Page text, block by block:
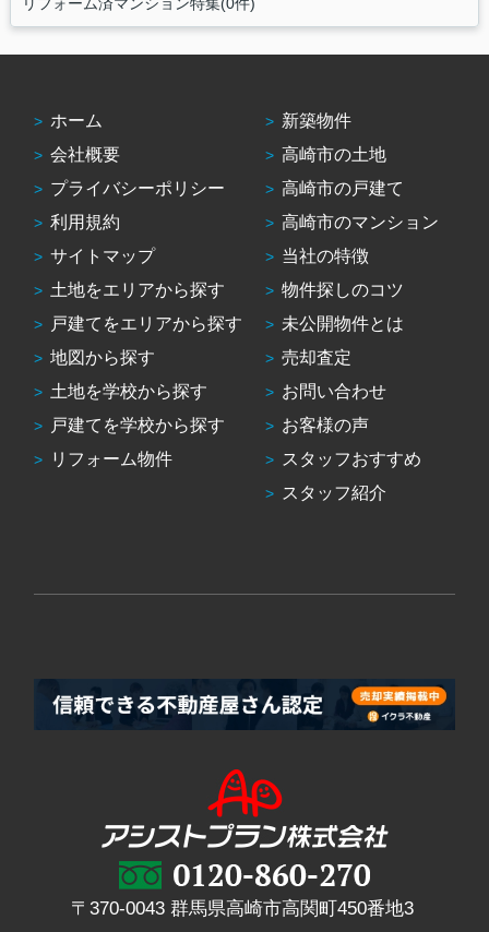
ホーム
会社概要
プライバシーポリシー
利用規約
サイトマップ
土地をエリアから探す
戸建てをエリアから探す
地図から探す
土地を学校から探す
戸建てを学校から探す
リフォーム物件
新築物件
高崎市の土地
高崎市の戸建て
高崎市のマンション
当社の特徴
物件探しのコツ
未公開物件とは
売却査定
お問い合わせ
お客様の声
スタッフおすすめ
スタッフ紹介
〒370-0043 群馬県高崎市高関町450番地3